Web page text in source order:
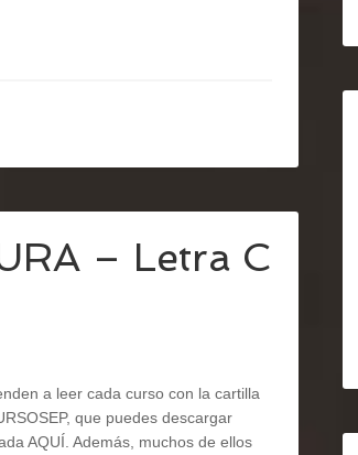
– Letra C
a leer cada curso con la cartilla
que puedes descargar
AQUÍ. Además, muchos de ellos